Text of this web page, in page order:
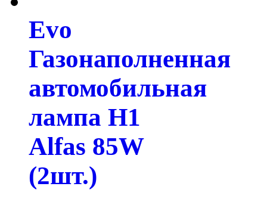
Evo
Газонаполненная
автомобильная
лампа H1
Alfas 85W
(2шт.)